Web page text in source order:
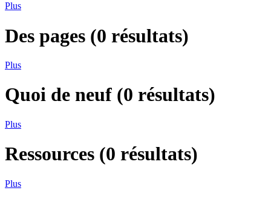
Plus
Des pages (0 résultats)
Plus
Quoi de neuf (0 résultats)
Plus
Ressources (0 résultats)
Plus